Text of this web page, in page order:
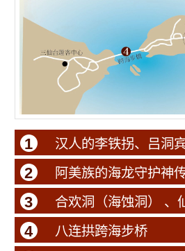
1
汉人的李铁拐、吕洞
仙传说
2 阿美族的海龙守护神
3
合欢洞（海蚀洞） 、
崖）
4 八连拱跨海步桥